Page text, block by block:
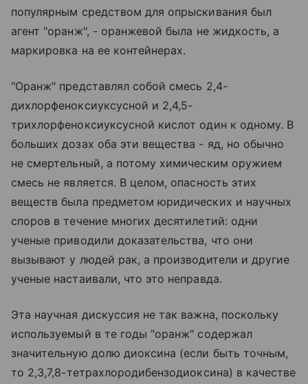
популярным средством для опрыскивания был
агент "оранж", - оранжевой была не жидкость, а
маркировка на ее контейнерах.
"Оранж" представлял собой смесь 2,4-
дихлорфеноксиуксусной и 2,4,5-
трихлорфеноксиуксусной кислот один к одному. В
больших дозах оба эти вещества - яд, но обычно
не смертельный, а потому химическим оружием
смесь не является. В целом, опасность этих
веществ была предметом юридических и научных
споров в течение многих десятилетий: одни
ученые приводили доказательства, что они
вызывают у людей рак, а производители и другие
ученые настаивали, что это неправда.
Эта научная дискуссия не так важна, поскольку
используемый в те годы "оранж" содержал
значительную долю диоксина (если быть точным,
то 2,3,7,8-тетрахлородибензодиоксина) в качестве